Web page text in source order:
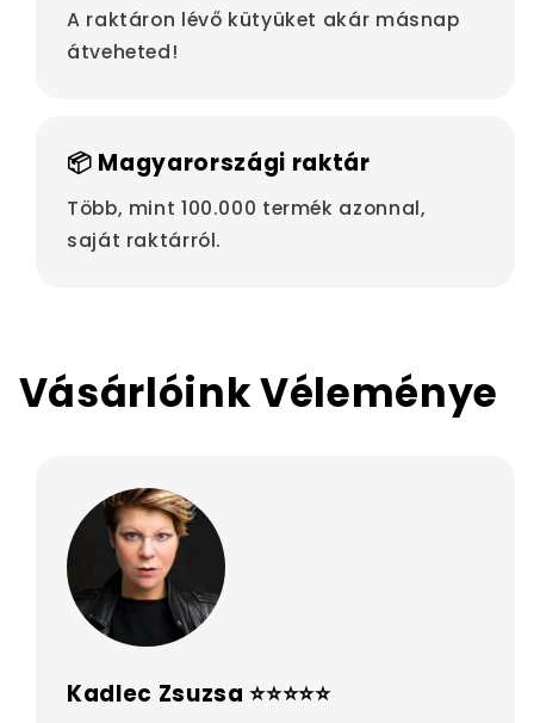
A raktáron lévő kütyüket akár másnap
átveheted!
📦 Magyarországi raktár
Több, mint 100.000 termék azonnal,
saját raktárról.
Vásárlóink Véleménye
Kadlec Zsuzsa ⭐⭐⭐⭐⭐